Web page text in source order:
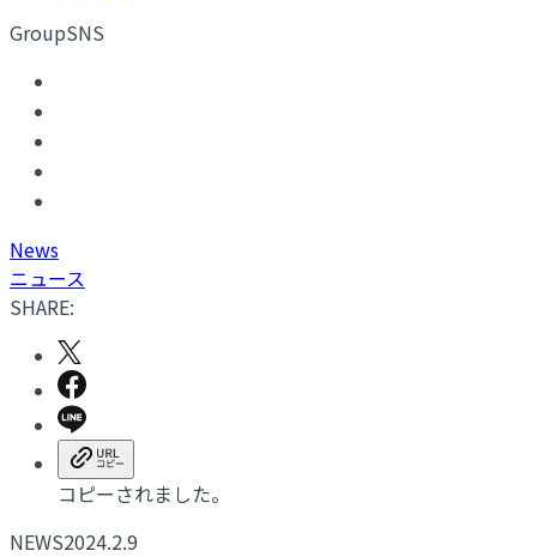
GroupSNS
News
ニュース
SHARE:
コピーされました。
NEWS2024.2.9